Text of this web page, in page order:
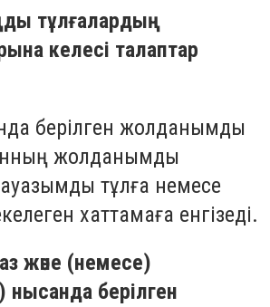
тұлғалардың
келесі талаптар
берілген жолданымды
жолданымды
тұлға немесе
хаттамаға енгізеді.
және (немесе)
берілген